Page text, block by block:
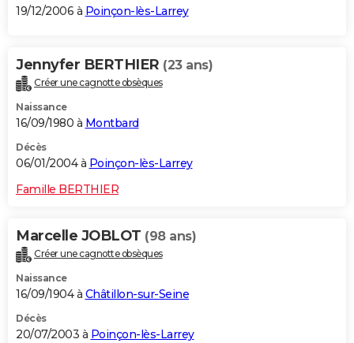
19/12/2006 à Poinçon-lès-Larrey
Jennyfer BERTHIER (23 ans)
Créer une cagnotte obsèques
Naissance
16/09/1980 à Montbard
Décès
06/01/2004 à Poinçon-lès-Larrey
Famille BERTHIER
Marcelle JOBLOT (98 ans)
Créer une cagnotte obsèques
Naissance
16/09/1904 à Châtillon-sur-Seine
Décès
20/07/2003 à Poinçon-lès-Larrey